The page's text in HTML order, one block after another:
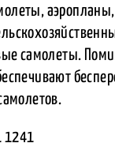
аэропланы,
самолеты.
1241